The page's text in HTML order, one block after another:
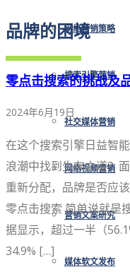
网络营销策略
搜索引擎营销
社交媒体营销
网络视频营销
营销文案研究
媒体软文发布
品牌的困境
零点击搜索的挑战及
2024年6月19日
在这个搜索引擎日益智
浪潮中找到生存之道？
重新分配，品牌是否应
零点击搜索 简单说就是
据显示，超过一半（
34.9% […]